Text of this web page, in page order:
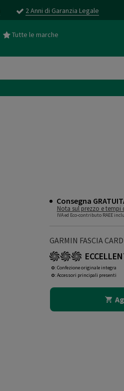
2 Anni di Garanzia Legale
Tutte le marche
Consegna
Nota sul prezzo e tempi
IVA ed Eco-contributo RAEE
GARMIN FASCIA
O: Confezione originale integra
O: Accessori principali presenti